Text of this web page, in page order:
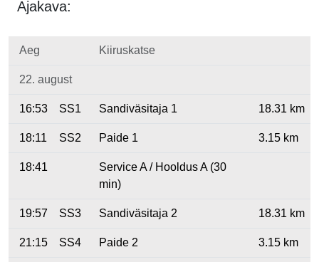
Ajakava:
Aeg Kiiruskatse
22. august
16:53 SS1 Sandiväsitaja 1 18.31 km
18:11 SS2 Paide 1 3.15 km
18:41
Service A / Hooldus A (30
min)
19:57 SS3 Sandiväsitaja 2 18.31 km
21:15 SS4 Paide 2 3.15 km